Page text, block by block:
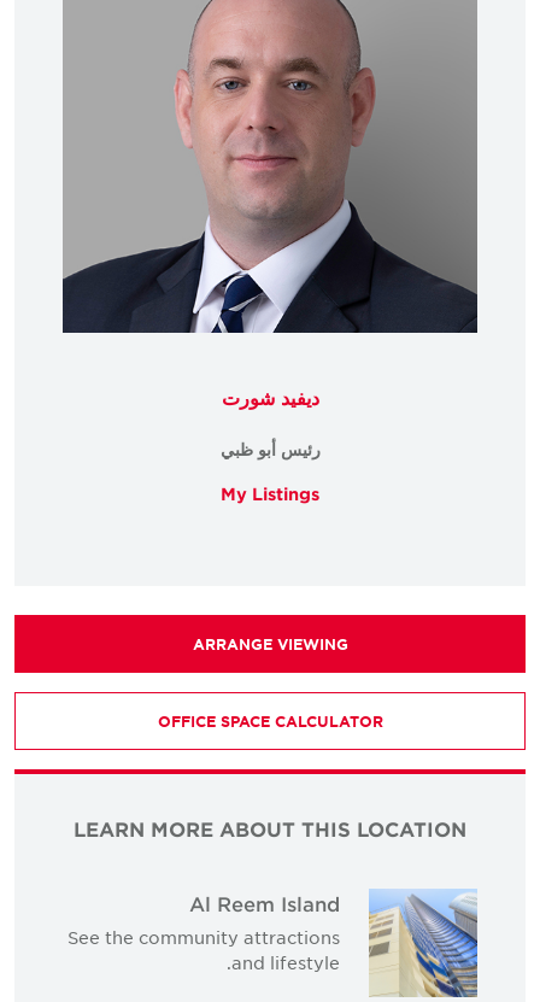
ديفيد شورت
رئيس أبو ظبي
My Listings
ARRANGE VIEWING
OFFICE SPACE CALCULATOR
LEARN MORE ABOUT THIS LOCATION
Al Reem Island
See the community attractions
and lifestyle.